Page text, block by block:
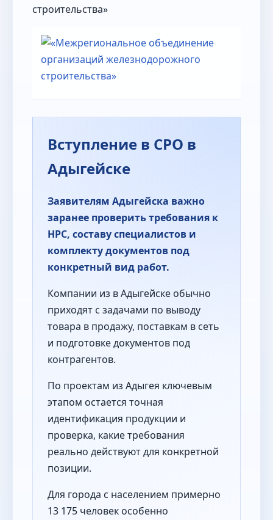
строительства»
Вступление в СРО в
Адыгейске
Заявителям Адыгейска важно
заранее проверить требования к
НРС, составу специалистов и
комплекту документов под
конкретный вид работ.
Компании из в Адыгейске обычно
приходят с задачами по выводу
товара в продажу, поставкам в сеть
и подготовке документов под
контрагентов.
По проектам из Адыгея ключевым
этапом остается точная
идентификация продукции и
проверка, какие требования
реально действуют для конкретной
позиции.
Для города с населением примерно
13 175 человек особенно